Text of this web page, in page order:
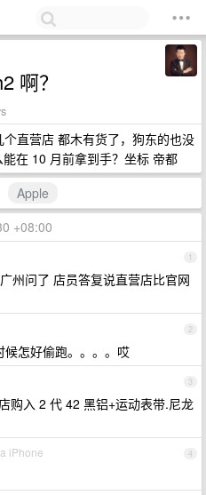
啊？
直营店 都木有货了，狗东的也没
在 10 月前拿到手？坐标 帝都
Apple
+08:00
1
州问了 店员答复说直营店比官网
2
怎好偷跑。。。。哎
3
购入 2 代 42 黑铝+运动表带.尼龙
4
iPhone